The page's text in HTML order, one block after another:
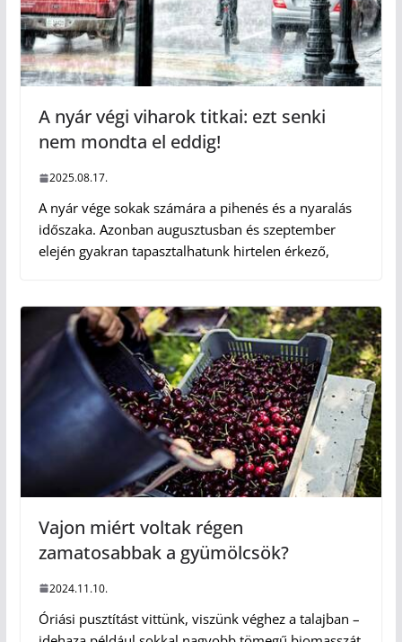
A nyár végi viharok titkai: ezt senki
nem mondta el eddig!
2025.08.17.
A nyár vége sokak számára a pihenés és a nyaralás
időszaka. Azonban augusztusban és szeptember
elején gyakran tapasztalhatunk hirtelen érkező,
Vajon miért voltak régen
zamatosabbak a gyümölcsök?
2024.11.10.
Óriási pusztítást vittünk, viszünk véghez a talajban –